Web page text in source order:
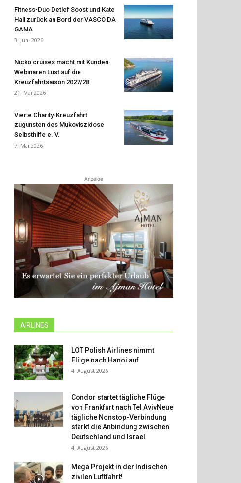
Fitness-Duo Detlef Soost und Kate
Hall zurück an Bord der VASCO DA
GAMA
3. Juni 2026
Nicko cruises macht mit Kunden-
Webinaren Lust auf die
Kreuzfahrtsaison 2027/28
21. Mai 2026
Vierte Charity-Kreuzfahrt
zugunsten des Mukoviszidose
Selbsthilfe e. V.
7. Mai 2026
Anzeige
AIRLINES
LOT Polish Airlines nimmt
Flüge nach Hanoi auf
4. August 2026
Condor startet tägliche Flüge
von Frankfurt nach Tel AvivNeue
tägliche Nonstop-Verbindung
stärkt die Anbindung zwischen
Deutschland und Israel
4. August 2026
Mega Projekt in der Indischen
zivilen Luftfahrt!